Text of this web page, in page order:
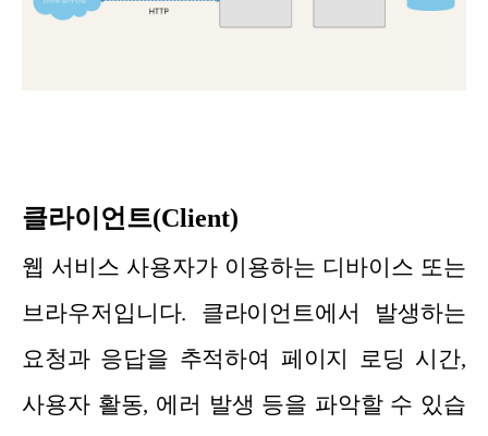
클라이언트(Client)
웹 서비스 사용자가 이용하는 디바이스 또는
브라우저입니다. 클라이언트에서 발생하는
요청과 응답을 추적하여 페이지 로딩 시간,
사용자 활동, 에러 발생 등을 파악할 수 있습